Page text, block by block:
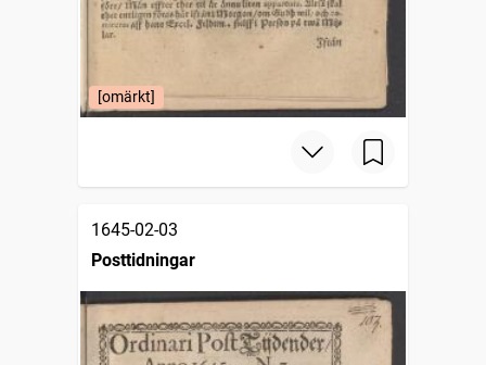
[omärkt]
1645-02-03
Posttidningar